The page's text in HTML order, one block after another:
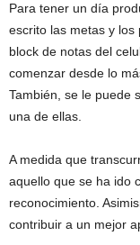
Para tener un día
escrito las metas y
block de notas del
comenzar desde lo
También, se le puede
una de ellas.
A medida que
aquello que se ha ido
reconocimiento.
contribuir a un mejor